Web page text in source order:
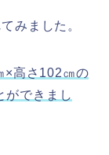
みました。
×高さ102㎝の
ができまし